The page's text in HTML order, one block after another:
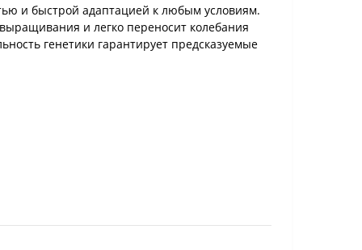
и быстрой адаптацией к любым условиям.
и легко переносит колебания
генетики гарантирует предсказуемые